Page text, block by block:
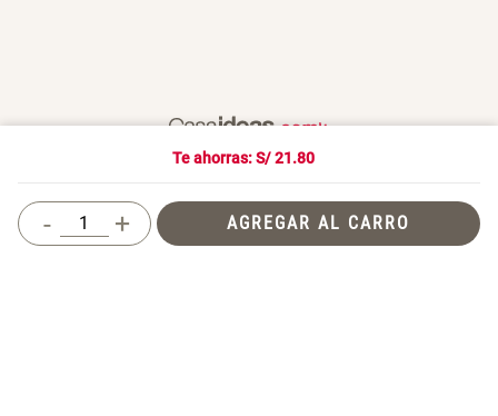
Te ahorras: S/21.80
+
- AGREGAR AL CARRO
queridos y donde también compartimos con otros. En Casaideas
encontrarás artículos de diseño, para vivir día a día en un espacio
que te haga feliz.